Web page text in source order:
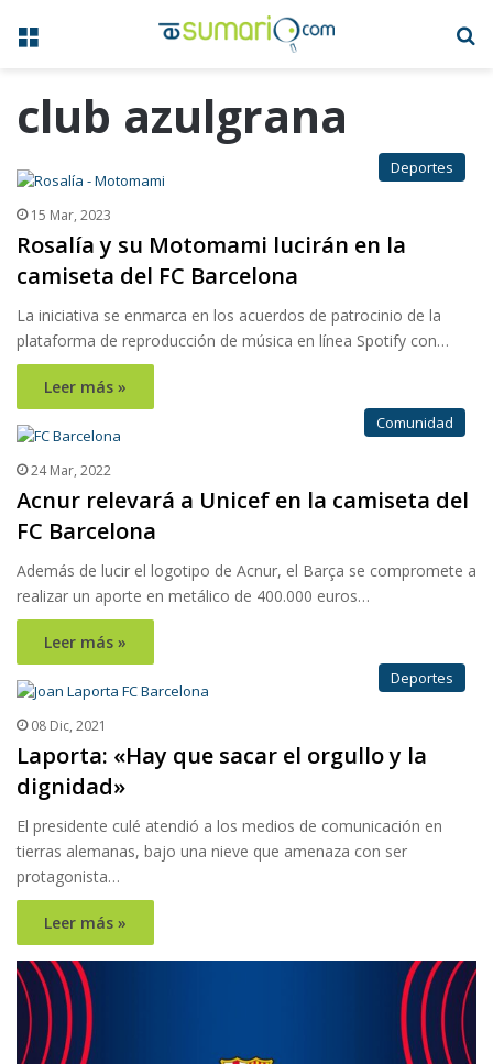
Menú
club azulgrana
Deportes
15 Mar, 2023
Rosalía y su Motomami lucirán en la
camiseta del FC Barcelona
La iniciativa se enmarca en los acuerdos de patrocinio de la
plataforma de reproducción de música en línea Spotify con…
Leer más »
Comunidad
24 Mar, 2022
Acnur relevará a Unicef en la camiseta del
FC Barcelona
Además de lucir el logotipo de Acnur, el Barça se compromete a
realizar un aporte en metálico de 400.000 euros…
Leer más »
Deportes
08 Dic, 2021
Laporta: «Hay que sacar el orgullo y la
dignidad»
El presidente culé atendió a los medios de comunicación en
tierras alemanas, bajo una nieve que amenaza con ser
protagonista…
Leer más »